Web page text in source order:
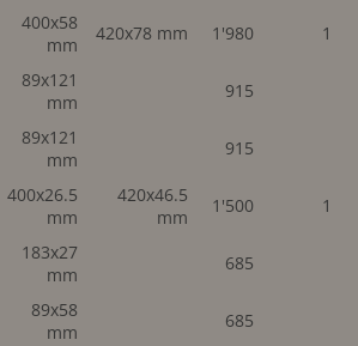
400x58
mm
420x78 mm 1'980
89x121
mm
915
89x121
mm
915
400x26.5
mm
420x46.5
mm
1'500
183x27
mm
685
89x58
mm
685